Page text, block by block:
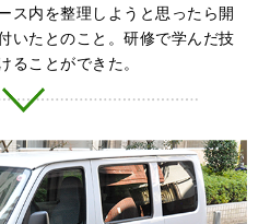
ス内を整理しようと思ったら開
いたとのこと。研修で学んだ技
ることができた。